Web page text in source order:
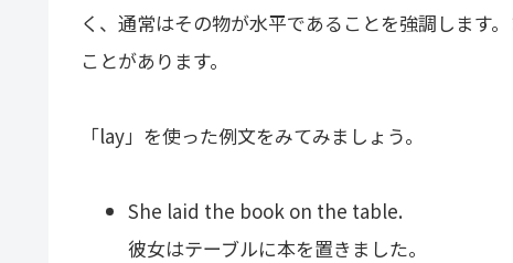
く、通常はその物が水平であることを強調します
ことがあります。
「lay」を使った例文をみてみましょう。
She laid the book on the table.
彼女はテーブルに本を置きました。